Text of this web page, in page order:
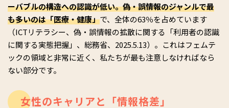
ーバブルの構造への認識が低い。偽・誤情報のジャンルで最
も多いのは「医療・健康」で、全体の63％を占めています
（ICTリテラシー、偽・誤情報の拡散に関する「利用者の認識
に関する実態把握」、総務省、2025.5.13）。これはフェムテ
ックの領域と非常に近く、私たちが最も注意しなければなら
ない部分です。
女性のキャリアと「情報格差」